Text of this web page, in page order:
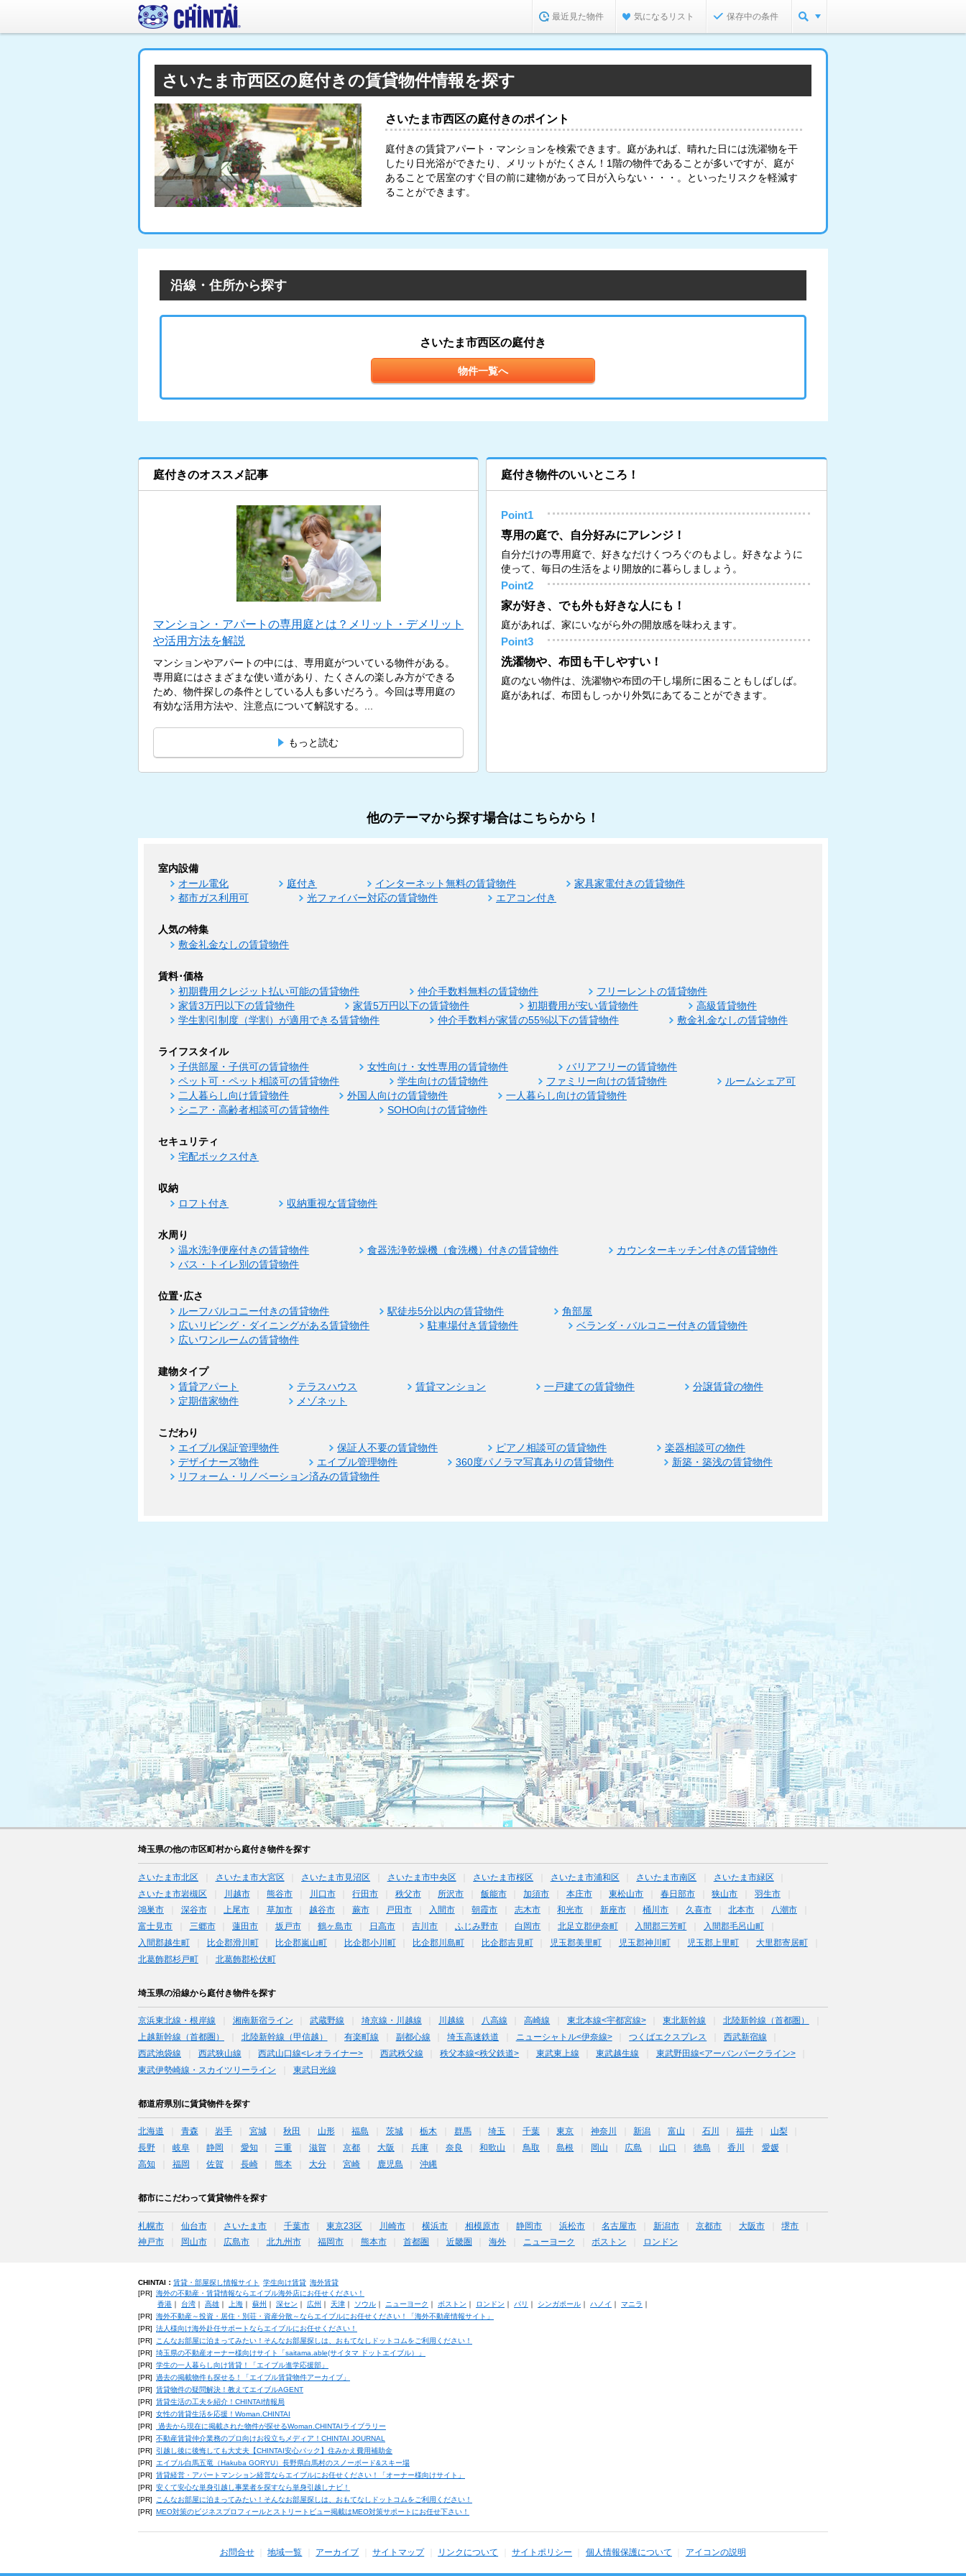
最近見た物件 気になるリスト 保存中の条件
さいたま市西区の庭付きの賃貸物件情報を探す
さいたま市西区の庭付きのポイント
庭付きの賃貸アパート・マンションを検索できます。庭があれば、晴れた日には洗濯物を干
したり日光浴ができたり、メリットがたくさん！1階の物件であることが多いですが、庭が
あることで居室のすぐ目の前に建物があって日が入らない・・・。といったリスクを軽減す
ることができます。
沿線・住所から探す
さいたま市西区の庭付き
物件一覧へ
庭付きのオススメ記事
マンション・アパートの専用庭とは？メリット・デメリット
や活用方法を解説
マンションやアパートの中には、専用庭がついている物件がある。
専用庭にはさまざまな使い道があり、たくさんの楽しみ方ができる
ため、物件探しの条件としている人も多いだろう。今回は専用庭の
有効な活用方法や、注意点について解説する。...
もっと読む
庭付き物件のいいところ！
Point1
専用の庭で、自分好みにアレンジ！
自分だけの専用庭で、好きなだけくつろぐのもよし。好きなように
使って、毎日の生活をより開放的に暮らしましょう。
Point2
家が好き、でも外も好きな人にも！
庭があれば、家にいながら外の開放感を味わえます。
Point3
洗濯物や、布団も干しやすい！
庭のない物件は、洗濯物や布団の干し場所に困ることもしばしば。
庭があれば、布団もしっかり外気にあてることができます。
他のテーマから探す場合はこちらから！
室内設備
オール電化 庭付き インターネット無料の賃貸物件
家具家電付きの賃貸物件
都市ガス利用可
光ファイバー対応の賃貸物件 エアコン付き
人気の特集
敷金礼金なしの賃貸物件
賃料･価格
初期費用クレジット払い可能の賃貸物件 仲介手数料無料の賃貸物件
フリーレントの賃貸物件
家賃3万円以下の賃貸物件
家賃5万円以下の賃貸物件 初期費用が安い賃貸物件
高級賃貸物件
学生割引制度（学割）が適用できる賃貸物件
仲介手数料が家賃の55%以下の賃貸物件 敷金礼金なしの賃貸物件
ライフスタイル
子供部屋・子供可の賃貸物件 女性向け・女性専用の賃貸物件
バリアフリーの賃貸物件
ペット可・ペット相談可の賃貸物件
学生向けの賃貸物件 ファミリー向けの賃貸物件
ルームシェア可
二人暮らし向け賃貸物件
外国人向けの賃貸物件
一人暮らし向けの賃貸物件
シニア・高齢者相談可の賃貸物件
SOHO向けの賃貸物件
セキュリティ
宅配ボックス付き
収納
ロフト付き 収納重視な賃貸物件
水周り
温水洗浄便座付きの賃貸物件 食器洗浄乾燥機（食洗機）付きの賃貸物件
カウンターキッチン付きの賃貸物件
バス・トイレ別の賃貸物件
位置･広さ
ルーフバルコニー付きの賃貸物件 駅徒歩5分以内の賃貸物件
角部屋
広いリビング・ダイニングがある賃貸物件
駐車場付き賃貸物件
ベランダ・バルコニー付きの賃貸物件
広いワンルームの賃貸物件
建物タイプ
賃貸アパート テラスハウス 賃貸マンション 一戸建ての賃貸物件
分譲賃貸の物件
定期借家物件
メゾネット
こだわり
エイブル保証管理物件 保証人不要の賃貸物件 ピアノ相談可の賃貸物件
楽器相談可の物件
デザイナーズ物件
エイブル管理物件 360度パノラマ写真ありの賃貸物件
新築・築浅の賃貸物件
リフォーム・リノベーション済みの賃貸物件
埼玉県の他の市区町村から庭付き物件を探す
さいたま市北区 さいたま市大宮区 さいたま市見沼区 さいたま市中央区 さいたま市桜区 さいたま市浦和区 さいたま市南区
さいたま市緑区
さいたま市岩槻区
川越市 熊谷市 川口市 行田市 秩父市 所沢市 飯能市 加須市 本庄市 東松山市 春日部市 狭山市
羽生市
鴻巣市
深谷市 上尾市 草加市 越谷市 蕨市 戸田市 入間市 朝霞市 志木市 和光市 新座市 桶川市 久喜市 北本市
八潮市
富士見市
三郷市 蓮田市 坂戸市 鶴ヶ島市 日高市 吉川市 ふじみ野市 白岡市 北足立郡伊奈町 入間郡三芳町
入間郡毛呂山町
入間郡越生町
比企郡滑川町 比企郡嵐山町 比企郡小川町 比企郡川島町 比企郡吉見町 児玉郡美里町 児玉郡神川町 児玉郡上里町
大里郡寄居町
北葛飾郡杉戸町
北葛飾郡松伏町
埼玉県の沿線から庭付き物件を探す
京浜東北線・根岸線 湘南新宿ライン 武蔵野線 埼京線・川越線 川越線 八高線 高崎線 東北本線<宇都宮線> 東北新幹線
北陸新幹線（首都圏）
上越新幹線（首都圏）
北陸新幹線（甲信越） 有楽町線 副都心線 埼玉高速鉄道 ニューシャトル<伊奈線> つくばエクスプレス
西武新宿線
西武池袋線
西武狭山線 西武山口線<レオライナー> 西武秩父線 秩父本線<秩父鉄道> 東武東上線 東武越生線
東武野田線<アーバンパークライン>
東武伊勢崎線・スカイツリーライン
東武日光線
都道府県別に賃貸物件を探す
北海道 青森 岩手 宮城 秋田 山形 福島 茨城 栃木 群馬 埼玉 千葉 東京 神奈川 新潟 富山 石川 福井
山梨
長野
岐阜 静岡 愛知 三重 滋賀 京都 大阪 兵庫 奈良 和歌山 鳥取 島根 岡山 広島 山口 徳島 香川
愛媛
高知
福岡 佐賀 長崎 熊本 大分 宮崎 鹿児島 沖縄
都市にこだわって賃貸物件を探す
札幌市 仙台市 さいたま市 千葉市 東京23区 川崎市 横浜市 相模原市 静岡市 浜松市 名古屋市 新潟市 京都市 大阪市
堺市
神戸市
岡山市 広島市 北九州市 福岡市 熊本市 首都圏 近畿圏 海外 ニューヨーク ボストン ロンドン
CHINTAI： 賃貸・部屋探し情報サイト 学生向け賃貸 海外賃貸
[PR] 海外の不動産・賃貸情報ならエイブル海外店にお任せください！
香港｜ 台湾｜ 高雄｜ 上海｜ 蘇州 深セン 広州 天津｜ ソウル｜ ニューヨーク ボストン ロンドン パリ シンガポール｜ ハノイ マニラ
[PR] 海外不動産～投資・居住・別荘・資産分散～ならエイブルにお任せください！「海外不動産情報サイト」
[PR] 法人様向け海外赴任サポートならエイブルにお任せください！
[PR]
こんなお部屋に泊まってみたい！そんなお部屋探しは、おもてなしドットコムをご利用ください！
[PR] 埼玉県の不動産オーナー様向けサイト「saitama.able(サイタマ ドットエイブル）」
[PR] 学生の一人暮らし向け賃貸！「エイブル進学応援部」
[PR] 過去の掲載物件も探せる！「エイブル賃貸物件アーカイブ」
[PR] 賃貸物件の疑問解決！教えてエイブルAGENT
[PR] 賃貸生活の工夫を紹介！CHINTAI情報局
[PR] 女性の賃貸生活を応援！Woman.CHINTAI
[PR]
過去から現在に掲載された物件が探せるWoman.CHINTAIライブラリー
[PR] 不動産賃貸仲介業務のプロ向けお役立ちメディア！CHINTAI JOURNAL
[PR]
引越し後に後悔しても大丈夫【CHINTAI安心パック】住みかえ費用補助金
[PR] エイブル白馬五竜（Hakuba GORYU）長野県白馬村のスノーボード&スキー場
[PR] 賃貸経営・アパートマンション経営ならエイブルにお任せください！「オーナー様向けサイト」
[PR] 安くて安心な単身引越し事業者を探すなら単身引越しナビ！
[PR]
こんなお部屋に泊まってみたい！そんなお部屋探しは、おもてなしドットコムをご利用ください！
[PR] MEO対策のビジネスプロフィールとストリートビュー掲載はMEO対策サポートにお任せ下さい！
お問合せ 地域一覧 アーカイブ サイトマップ リンクについて サイトポリシー 個人情報保護について アイコンの説明